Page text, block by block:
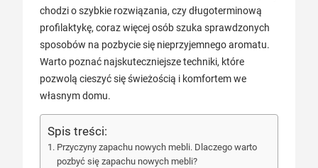
chodzi o szybkie rozwiązania, czy długoterminową
profilaktykę, coraz więcej osób szuka sprawdzonych
sposobów na pozbycie się nieprzyjemnego aromatu.
Warto poznać najskuteczniejsze techniki, które
pozwolą cieszyć się świeżością i komfortem we
własnym domu.
Spis treści:
Przyczyny zapachu nowych mebli. Dlaczego warto
pozbyć się zapachu nowych mebli?